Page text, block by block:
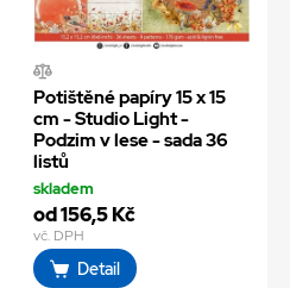
Potištěné papíry 15 x 15
cm - Studio Light -
Podzim v lese - sada 36
listů
skladem
od 156,5 Kč
vč. DPH
Detail